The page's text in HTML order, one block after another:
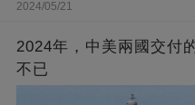
2024/05/21
2024年，中美兩國交付
不已